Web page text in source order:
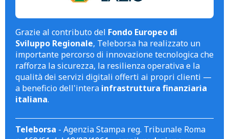
Grazie al contributo del Fondo Europeo di
Sviluppo Regionale, Teleborsa ha realizzato un
importante percorso di innovazione tecnologica che
rafforza la sicurezza, la resilienza operativa e la
qualità dei servizi digitali offerti ai propri clienti —
a beneficio dell'intera infrastruttura finanziaria
italiana.
Teleborsa - Agenzia Stampa reg. Tribunale Roma